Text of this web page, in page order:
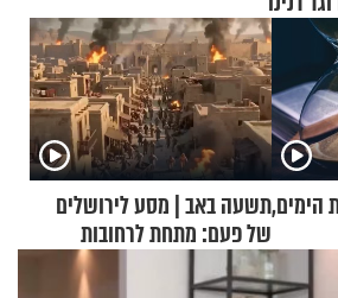
הימים,תשעה באב | מסע לירושלים
של פעם: מתחת לרחובות
ירושלים